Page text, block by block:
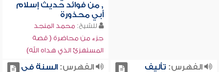
, من فوائد حديث إسلام
أبي محذورة
للشيخ: محمد المنجد
جزء من محاضرة ( قصة
المستهزئ الذي هداه الله)
الفهرس: تأليف
الفهرس:السنة في